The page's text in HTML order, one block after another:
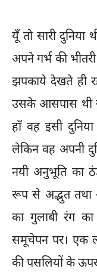
यूँ तो सारी
अपने गर्भ की
झपकाये देखते ही
उसके आसपास थी से
हाँ वह इसी
लेकिन वह अपनी
नयी अनुभूति का
रूप से अद्भुत तथा
का गुलाबी रंग
समूचेपन पर। एक
की पसलियों के